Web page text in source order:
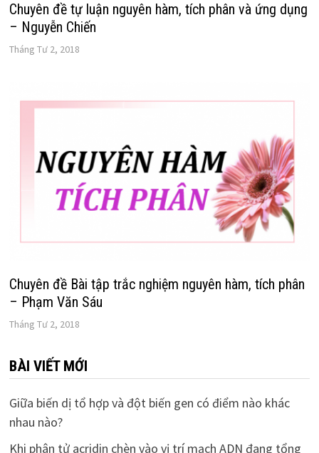
Chuyên đề tự luận nguyên hàm, tích phân và ứng dụng
– Nguyễn Chiến
Tháng Tư 2, 2018
Chuyên đề Bài tập trắc nghiệm nguyên hàm, tích phân
– Phạm Văn Sáu
Tháng Tư 2, 2018
BÀI VIẾT MỚI
Giữa biến dị tổ hợp và đột biến gen có điểm nào khác
nhau nào?
Khi phân tử acridin chèn vào vị trí mạch ADN đang tổng